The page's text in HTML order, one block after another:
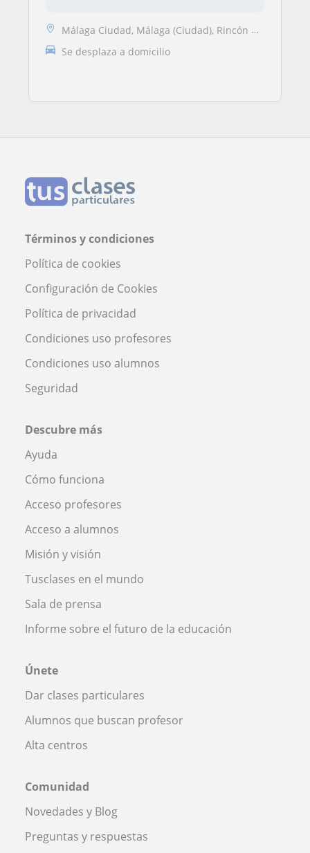
Málaga Ciudad, Málaga (Ciudad), Rincón de la Victoria, Totalán
Se desplaza a domicilio
Términos y condiciones
Política de cookies
Configuración de Cookies
Política de privacidad
Condiciones uso profesores
Condiciones uso alumnos
Seguridad
Descubre más
Ayuda
Cómo funciona
Acceso profesores
Acceso a alumnos
Misión y visión
Tusclases en el mundo
Sala de prensa
Informe sobre el futuro de la educación
Únete
Dar clases particulares
Alumnos que buscan profesor
Alta centros
Comunidad
Novedades y Blog
Preguntas y respuestas